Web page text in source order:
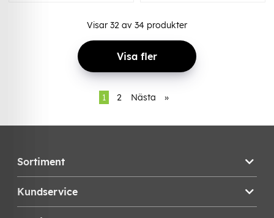
Visar 32 av 34 produkter
Visa fler
1 2 Nästa »
Sortiment
Kundservice